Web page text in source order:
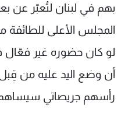
بهم في لبنان لتُعبّر عن
المجلس الأعلى
لو كان حضوره غير فعّال
أن وضع اليد عليه من
رأسهم جريصاتي